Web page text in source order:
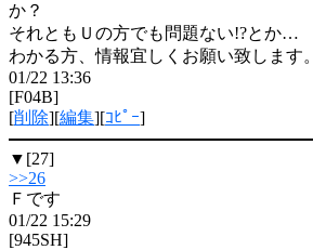
か？
それともＵの方でも問題ない!?とか…
わかる方、情報宜しくお願い致します。
01/22 13:36
[F04B]
[削除][編集][ｺﾋﾟｰ]
▼[27]
>>26
Ｆです
01/22 15:29
[945SH]